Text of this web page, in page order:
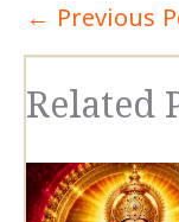
← Previous
Related